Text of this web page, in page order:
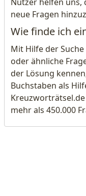
neue Fragen
Wie finde ich
Mit Hilfe der
oder ähnliche
der Lösung
Buchstaben als
mehr als 450.000